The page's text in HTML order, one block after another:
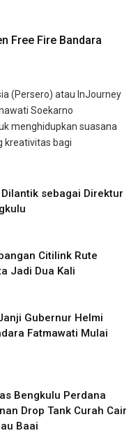
Free Fire Bandara
(Persero) atau InJourney
Soekarno
menghidupkan suasana
kreativitas bagi
sebagai Direktur
Citilink Rute
Jadi Dua Kali
Gubernur Helmi
Fatmawati Mulai
Bengkulu Perdana
Drop Tank Curah Cair
Baai